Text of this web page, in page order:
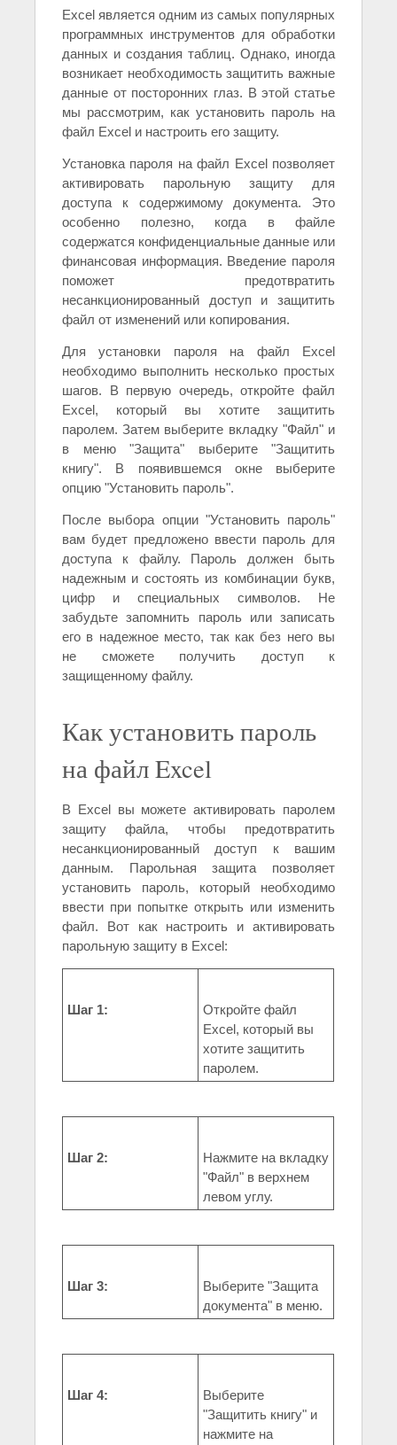
Excel является одним из самых популярных
программных инструментов для обработки
данных и создания таблиц. Однако, иногда
возникает необходимость защитить важные
данные от посторонних глаз. В этой статье
мы рассмотрим, как установить пароль на
файл Excel и настроить его защиту.
Установка пароля на файл Excel позволяет
активировать парольную защиту для
доступа к содержимому документа. Это
особенно полезно, когда в файле
содержатся конфиденциальные данные или
финансовая информация. Введение пароля
поможет предотвратить
несанкционированный доступ и защитить
файл от изменений или копирования.
Для установки пароля на файл Excel
необходимо выполнить несколько простых
шагов. В первую очередь, откройте файл
Excel, который вы хотите защитить
паролем. Затем выберите вкладку "Файл" и
в меню "Защита" выберите "Защитить
книгу". В появившемся окне выберите
опцию "Установить пароль".
После выбора опции "Установить пароль"
вам будет предложено ввести пароль для
доступа к файлу. Пароль должен быть
надежным и состоять из комбинации букв,
цифр и специальных символов. Не
забудьте запомнить пароль или записать
его в надежное место, так как без него вы
не сможете получить доступ к
защищенному файлу.
Как установить пароль
на файл Excel
В Excel вы можете активировать паролем
защиту файла, чтобы предотвратить
несанкционированный доступ к вашим
данным. Парольная защита позволяет
установить пароль, который необходимо
ввести при попытке открыть или изменить
файл. Вот как настроить и активировать
парольную защиту в Excel:
Шаг 1:
Откройте файл
Excel, который вы
хотите защитить
паролем.
Шаг 2:
Нажмите на вкладку
"Файл" в верхнем
левом углу.
Шаг 3:
Выберите "Защита
документа" в меню.
Шаг 4:
Выберите
"Защитить книгу" и
нажмите на